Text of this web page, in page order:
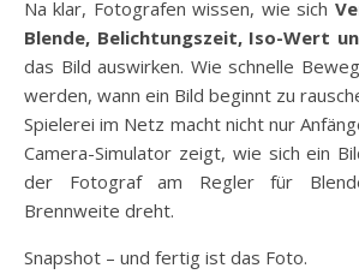
Na klar, Fotografen wissen, wie sich
Blende, Belichtungszeit, Iso-Wert
das Bild auswirken. Wie schnelle
werden, wann ein Bild beginnt zu
Spielerei im Netz macht nicht nur
Camera-Simulator zeigt, wie sich ein
der Fotograf am Regler für
Brennweite dreht.
Snapshot – und fertig ist das Foto.